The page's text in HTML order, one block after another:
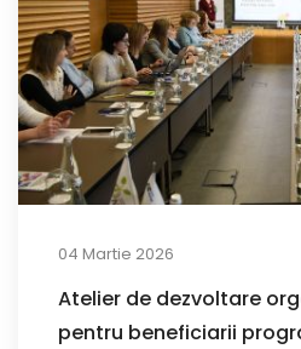
04 Martie 2026
Atelier de dezvoltare
pentru beneficiarii